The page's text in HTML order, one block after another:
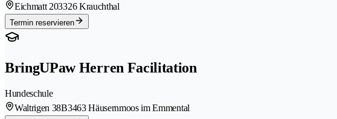
Eichmatt 203326 Krauchthal
Termin reservieren
BringUPaw Herren Facilitation
Hundeschule
Waltrigen 38B3463 Häusernmoos im Emmental